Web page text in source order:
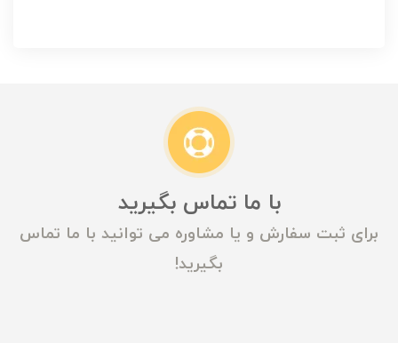
با ما تماس بگیرید
برای ثبت سفارش و یا مشاوره می توانید با ما تماس
بگیرید!